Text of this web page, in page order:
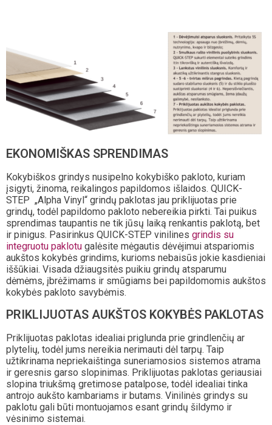
EKONOMIŠKAS SPRENDIMAS
Kokybiškos grindys nusipelno kokybiško pakloto, kuriam
įsigyti, žinoma, reikalingos papildomos išlaidos. QUICK-
STEP „Alpha Vinyl“ grindų paklotas jau priklijuotas prie
grindų, todėl papildomo pakloto nebereikia pirkti. Tai puikus
sprendimas taupantis ne tik jūsų laiką renkantis paklotą, bet
ir pinigus. Pasirinkus QUICK-STEP vinilines grindis su
integruotu paklotu galėsite mėgautis dėvėjimui atspariomis
aukštos kokybės grindims, kurioms nebaisūs jokie kasdieniai
iššūkiai. Visada džiaugsitės puikiu grindų atsparumu
dėmėms, įbrėžimams ir smūgiams bei papildomomis aukštos
kokybės pakloto savybėmis.
PRIKLIJUOTAS AUKŠTOS KOKYBĖS PAKLOTAS
Priklijuotas paklotas idealiai priglunda prie grindlenčių ar
plytelių, todėl jums nereikia nerimauti dėl tarpų. Taip
užtikrinama nepriekaištinga suneriamosios sistemos atrama
ir geresnis garso slopinimas. Priklijuotas paklotas geriausiai
slopina triukšmą gretimose patalpose, todėl idealiai tinka
antrojo aukšto kambariams ir butams. Vinilinės grindys su
paklotu gali būti montuojamos esant grindų šildymo ir
vėsinimo sistemai.